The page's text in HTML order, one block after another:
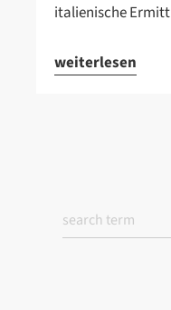
italienische
weiterlesen